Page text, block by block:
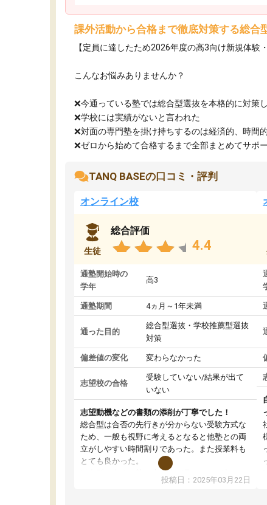
課外活動から合格まで徹底対策する総合
【定員に達したため2026年度の高3向け新規体験
こんなお悩みありませんか？
❌今通っている塾では総合型選抜を本格的に対策
❌学校には実績がないと言われた
❌対面の専門塾を掛け持ちするのは経済的、時間
❌ゼロから始めて合格するまで全部まとめてサポー
TANQ BASEの口コミ・評判
オンライン校
生徒
総合評価
4.4
通塾開始時の
学年
高3
通塾期間 4ヵ月～1年未満
通った目的
総合型選抜・学校推薦型選抜
対策
偏差値の変化 変わらなかった
志望校の合格
受験していない/結果が出て
いない
志望動機などの書類の添削が丁寧でした！
総合型は合否の先行きが分からない受験方式な
ため、一般も視野に考えるとなると他塾との両
立がしやすい時間割りであった。また授業料も
とても良かった。
総合型の多くの塾は大学生が見ることが多い
が、はたらく部総合型コースは大学生の目だけ
投稿日：2025年03月22日